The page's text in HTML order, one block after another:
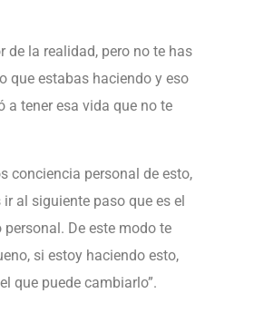
de la realidad, pero no te has
que estabas haciendo y eso
a tener esa vida que no te
conciencia personal de esto,
al siguiente paso que es el
De este modo te
si estoy haciendo esto,
que puede cambiarlo”.